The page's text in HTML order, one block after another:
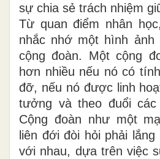
sự chia sẻ trách nhiệm
Từ quan điểm nhân
nhắc nhớ một hình ảnh
cộng đoàn. Một cộng
hơn nhiều nếu nó có
đỡ, nếu nó được linh
tưởng và theo đuổi các
Cộng đoàn như một
liên đới đòi hỏi phải lắng
với nhau, dựa trên việc